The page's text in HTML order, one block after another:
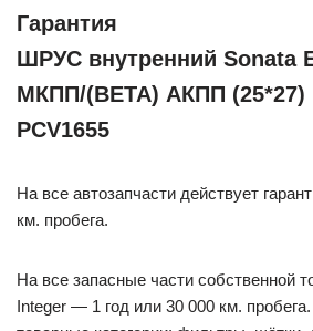
Гарантия
ШРУС внутренний Sonata
МКПП/(BETA) АКПП (25*27)
PCV1655
На все автозапчасти действует
км. пробега.
На все запасные части собственной
Integer — 1 год или 30 000 км.